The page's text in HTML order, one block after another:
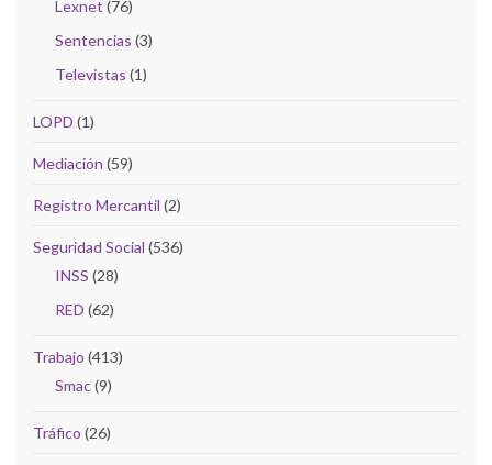
Lexnet (76)
Sentencias (3)
Televistas (1)
LOPD (1)
Mediación (59)
Registro Mercantil (2)
Seguridad Social (536)
INSS (28)
RED (62)
Trabajo (413)
Smac(9)
Tráfico (26)